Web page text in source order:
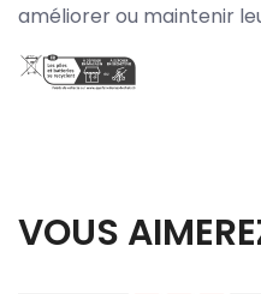
améliorer ou maintenir
VOUS